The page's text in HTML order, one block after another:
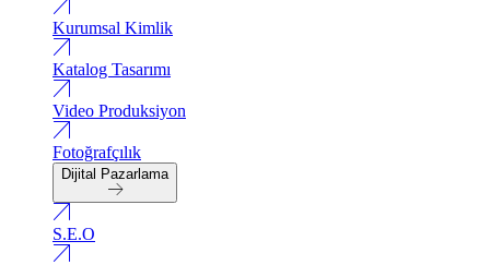
Kurumsal Kimlik
Katalog Tasarımı
Video Produksiyon
Fotoğrafçılık
Dijital Pazarlama
S.E.O